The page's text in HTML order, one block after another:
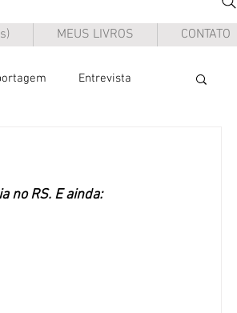
MEUS LIVROS CONTATO
Entrevista
no RS. E ainda: